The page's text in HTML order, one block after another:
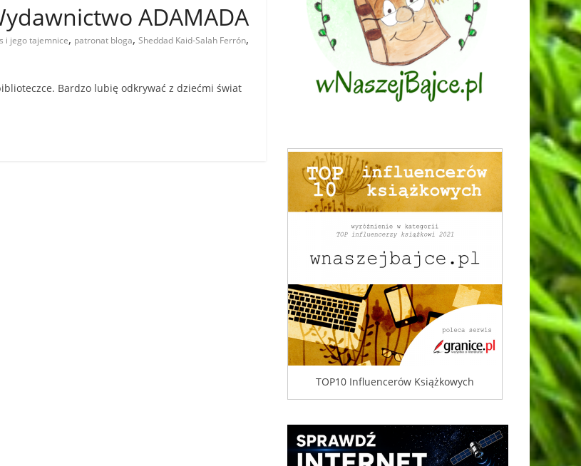
ADAMADA
i jego tajemnice, patronat bloga, Sheddad Kaid-Salah Ferrón,
Bardzo lubię odkrywać z dziećmi świat
TOP10 Influencerów Książkowych